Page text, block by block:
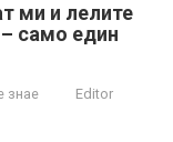
ми и лелите
само един
знае Editor